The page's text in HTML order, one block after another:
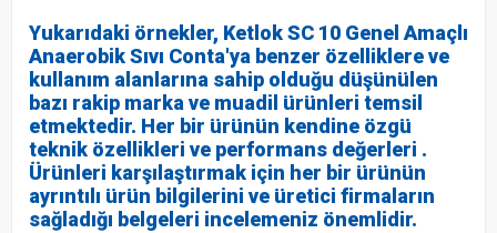
Yukarıdaki örnekler, Ketlok SC 10 Genel Amaçlı
Anaerobik Sıvı Conta'ya benzer özelliklere ve
kullanım alanlarına sahip olduğu düşünülen
bazı rakip marka ve muadil ürünleri temsil
etmektedir. Her bir ürünün kendine özgü
teknik özellikleri ve performans değerleri .
Ürünleri karşılaştırmak için her bir ürünün
ayrıntılı ürün bilgilerini ve üretici firmaların
sağladığı belgeleri incelemeniz önemlidir.